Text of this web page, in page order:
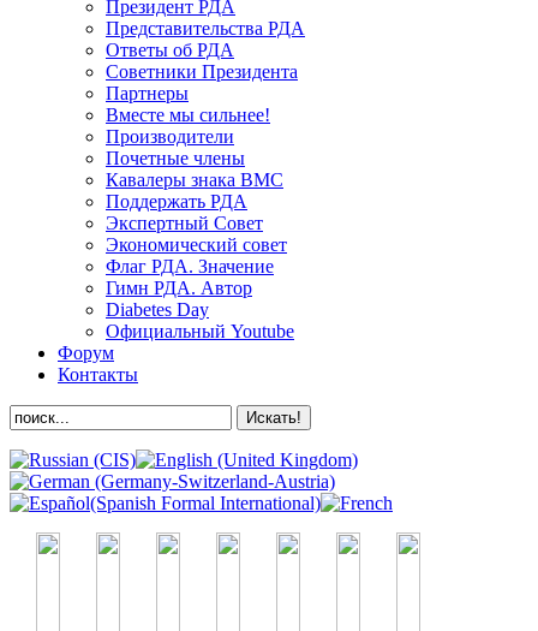
Президент РДА
Представительства РДА
Ответы об РДА
Советники Президента
Партнеры
Вместе мы сильнее!
Производители
Почетные члены
Кавалеры знака ВМС
Поддержать РДА
Экспертный Совет
Экономический совет
Флаг РДА. Значение
Гимн РДА. Автор
Diabetes Day
Официальный Youtube
Форум
Контакты